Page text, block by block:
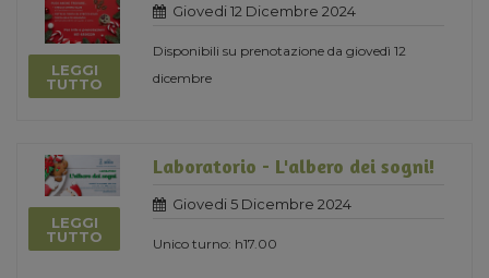
LEGGI
TUTTO
Giovedi 12 Dicembre 2024
Disponibili su prenotazione da giovedì 12
dicembre
LEGGI
TUTTO
Laboratorio - L'albero dei sogni!
Giovedi 5 Dicembre 2024
Unico turno: h17.00